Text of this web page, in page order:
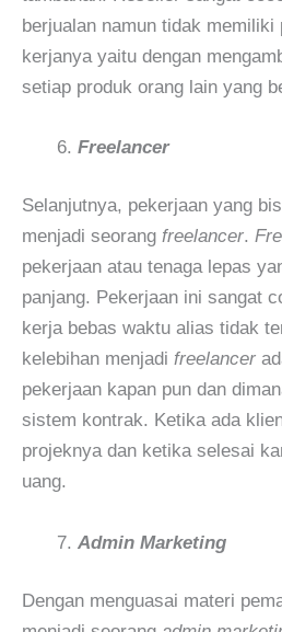
berjualan namun tidak
kerjanya yaitu dengan
setiap produk orang lain yang
Freelancer
Selanjutnya, pekerjaan yang
menjadi seorang freelancer.
pekerjaan atau tenaga lepas
panjang. Pekerjaan ini sangat
kerja bebas waktu alias tidak
kelebihan menjadi freelancer
pekerjaan kapan pun dan
sistem kontrak. Ketika ada
projeknya dan ketika selesai
uang.
Admin Marketing
Dengan menguasai materi